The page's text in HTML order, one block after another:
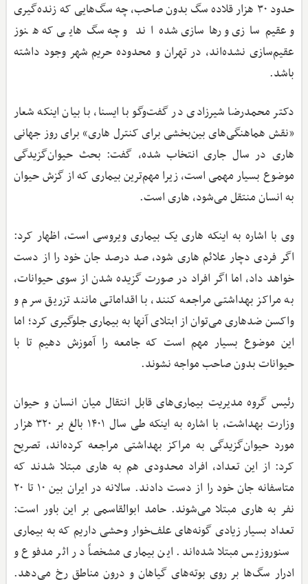
حدود ۳۰ هزار قلاده سگ بدون صاحب، چه سگ‌هایی که زنده‌‌گیری
و عقیم‌سازی و رهاسازی شده‌اند و چه سگ‌هایی که هنوز
عقیم‌سازی نشده‌اند، در تهران و محدوده حریم شهر وجود داشته
باشد.
دکتر محمدرضا شیرزادی در گفت‌وگو با ایسنا، با بیان اینکه شعار
«نقش هماهنگی‌های بین‌بخشی برای کنترل هاری» برای روز جهانی
هاری در سال جاری انتخاب شده، گفت: بحث حیوان‌گزیدگی
موضوع بسیار مهمی است، زیرا مهم‌ترین بیماری که از گزش حیوان
به انسان منتقل می‌شود، هاری است.
وی با اشاره به اینکه هاری یک بیماری ویروسی است، اظهار کرد:
اگر فردی دچار علائم هاری شود، صد درصد جان خود را از دست
خواهد داد، اما اگر افراد در صورت گزیده شدن از سوی حیوانات،
به مراکز بهداشتی مراجعه کنند، با اقداماتی مانند تزریق سرم و
واکسن ضدهاری می‌توان از ابتلای آنها به بیماری جلوگیری کرد؛ اما
این موضوع بسیار مهم است که جامعه را آموزش دهیم تا با
حیوانات بدون صاحب مواجه نشوند.
رئیس گروه مدیریت بیماری‌های قابل انتقال میان انسان و حیوان
وزارت بهداشت، با اشاره به اینکه طی سال ۱۴۰۱ بالغ بر ۳۲۰ هزار
مورد حیوان‌گزیدگی به مراکز بهداشتی مراجعه کرده‌اند، تصریح
کرد: از این تعداد، افراد محدودی هم به هاری مبتلا شدند که
متاسفانه جان خود را از دست دادند. سالانه در ایران بین ۱۰ تا ۲۰
نفر به هاری مبتلا می‌شوند. حامد ابوالقاسمی بر این باور است:
تعداد بسیار زیادی گونه‌های علف‌خوار وحشی داریم که به بیماری
سنوروزیس مبتلا شده‌اند. این بیماری مشخصاً در اثر مدفوع و
ادرار سگ‌ها بر روی بوته‌های گیاهان و درون مناطق رخ می‌دهد.